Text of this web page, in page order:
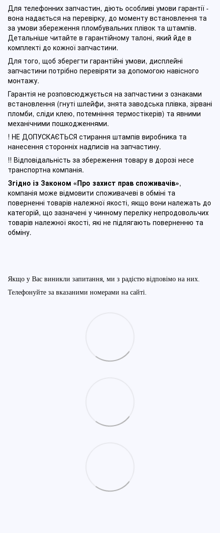
Для телефонних запчастин, діють особливі умови гарантії -
вона надається на перевірку, до моменту встановлення та
за умови збереження пломбувальних плівок та штампів.
Детальніше читайте в гарантійному талоні, який йде в
комплекті до кожної запчастини.
Для того, щоб зберегти гарантійні умови, дисплейні
запчастини потрібно перевіряти за допомогою навісного
монтажу.
Гарантія не розповсюджується на запчастини з ознаками
встановлення (гнуті шлейфи, знята заводська плівка, зірвані
пломби, сліди клею, потемніння термостікерів) та явними
механічними пошкодженнями.
! НЕ ДОПУСКАЄТЬСЯ стирання штампів виробника та
нанесення сторонніх надписів на запчастину.
!! Відповідальність за збереження товару в дорозі несе
транспортна компанія.
Згідно із Законом «Про захист прав споживачів»,
компанія може відмовити споживачеві в обміні та
поверненні товарів належної якості, якщо вони належать до
категорій, що зазначені у чинному переліку непродовольчих
товарів належної якості, які не підлягають поверненню та
обміну.
Якщо у Вас виникли запитання, ми з радістю відповімо на них.
Телефонуйте за вказаними номерами на сайті.